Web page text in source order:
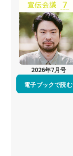
2026年7月号
電子ブックで読む